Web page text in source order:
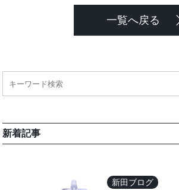
一覧へ戻る
新着記事
新田ブログ